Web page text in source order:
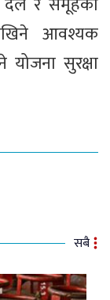
आवश्यक
योजना सुरक्षा
सबै